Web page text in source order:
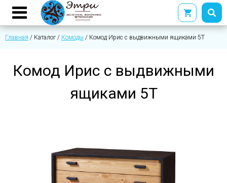
Главная / Каталог / Комоды / Комод Ирис с выдвижными ящиками 5Т
Комод Ирис с выдвижными
ящиками 5Т